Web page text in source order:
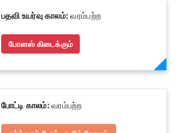
பதவி உயர்வு காலம்:வரம்பற்ற
போனஸ் கிடைக்கும்
போட்டி காலம்:வரம்பற்ற